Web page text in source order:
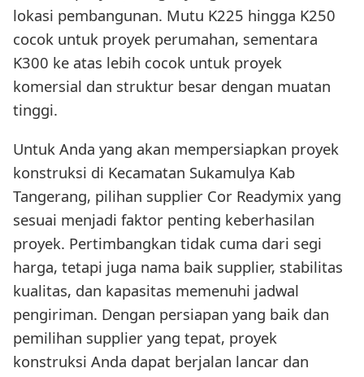
lokasi pembangunan. Mutu K225 hingga K250
cocok untuk proyek perumahan, sementara
K300 ke atas lebih cocok untuk proyek
komersial dan struktur besar dengan muatan
tinggi.
Untuk Anda yang akan mempersiapkan proyek
konstruksi di Kecamatan Sukamulya Kab
Tangerang, pilihan supplier Cor Readymix yang
sesuai menjadi faktor penting keberhasilan
proyek. Pertimbangkan tidak cuma dari segi
harga, tetapi juga nama baik supplier, stabilitas
kualitas, dan kapasitas memenuhi jadwal
pengiriman. Dengan persiapan yang baik dan
pemilihan supplier yang tepat, proyek
konstruksi Anda dapat berjalan lancar dan